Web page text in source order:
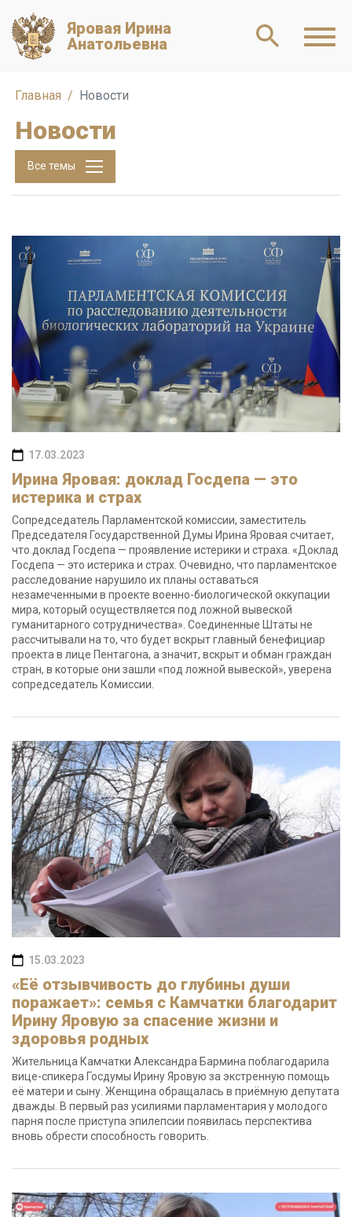
Яровая Ирина
Анатольевна
Главная Новости
Новости
Все темы
17.03.2023
Ирина Яровая: доклад Госдепа — это
истерика и страх
Сопредседатель Парламентской комиссии, заместитель
Председателя Государственной Думы Ирина Яровая считает,
что доклад Госдепа — проявление истерики и страха. «Доклад
Госдепа — это истерика и страх. Очевидно, что парламентское
расследование нарушило их планы оставаться
незамеченными в проекте военно-биологической оккупации
мира, который осуществляется под ложной вывеской
гуманитарного сотрудничества». Соединенные Штаты не
рассчитывали на то, что будет вскрыт главный бенефициар
проекта в лице Пентагона, а значит, вскрыт и обман граждан
стран, в которые они зашли «под ложной вывеской», уверена
сопредседатель Комиссии.
15.03.2023
«Её отзывчивость до глубины души
поражает»: семья с Камчатки благодарит
Ирину Яровую за спасение жизни и
здоровья родных
Жительница Камчатки Александра Бармина поблагодарила
вице-спикера Госдумы Ирину Яровую за экстренную помощь
её матери и сыну. Женщина обращалась в приёмную депутата
дважды. В первый раз усилиями парламентария у молодого
парня после приступа эпилепсии появилась перспектива
вновь обрести способность говорить.